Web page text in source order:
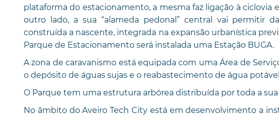
plataforma do estacionamento, a mesma faz ligação à ciclovia
outro lado, a sua “alameda pedonal” central vai permitir
construída a nascente, integrada na expansão urbanística
Parque de Estacionamento será instalada uma Estação BUGA.
A zona de caravanismo está equipada com uma Área de
o depósito de águas sujas e o reabastecimento de água
O Parque tem uma estrutura arbórea distribuída por toda a sua
No âmbito do Aveiro Tech City está em desenvolvimento a